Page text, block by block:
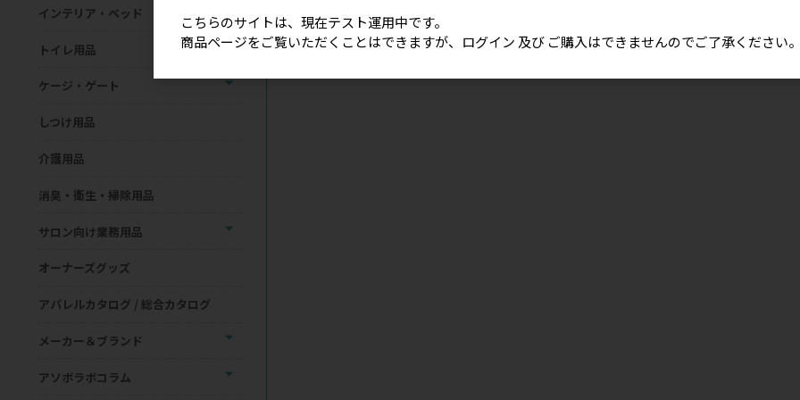
インテリア・ベッド
トイレ用品
ケージ・ゲート
しつけ用品
介護用品
消臭・衛生・掃除用品
サロン向け業務用品
オーナーズグッズ
アパレルカタログ / 総合カタログ
メーカー＆ブランド
アソボラボコラム
こちらのサイトは、現在テスト運用中です。
商品ページをご覧いただくことはできますが、ログイン 及び ご購入はできませんのでご了承ください